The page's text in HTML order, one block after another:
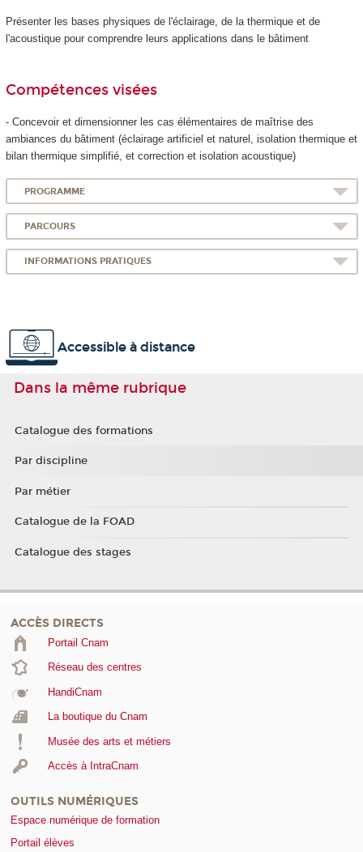
Présenter les bases physiques de l'éclairage, de la thermique et de
l'acoustique pour comprendre leurs applications dans le bâtiment
Compétences visées
- Concevoir et dimensionner les cas élémentaires de maîtrise des
ambiances du bâtiment (éclairage artificiel et naturel, isolation thermique et
bilan thermique simplifié, et correction et isolation acoustique)
PROGRAMME
PARCOURS
INFORMATIONS PRATIQUES
Accessible à distance
Dans la même rubrique
Catalogue des formations
Par discipline
Par métier
Catalogue de la FOAD
Catalogue des stages
ACCÈS DIRECTS
Portail Cnam
Réseau des centres
HandiCnam
La boutique du Cnam
Musée des arts et métiers
Accès à IntraCnam
OUTILS NUMÉRIQUES
Espace numérique de formation
Portail élèves